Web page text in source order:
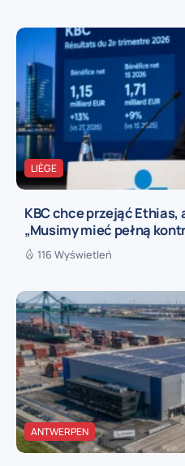
LIÈGE
KBC chce przejąć Ethias,
„Musimy mieć pełną
116 Wyświetleń
ANTWERPEN